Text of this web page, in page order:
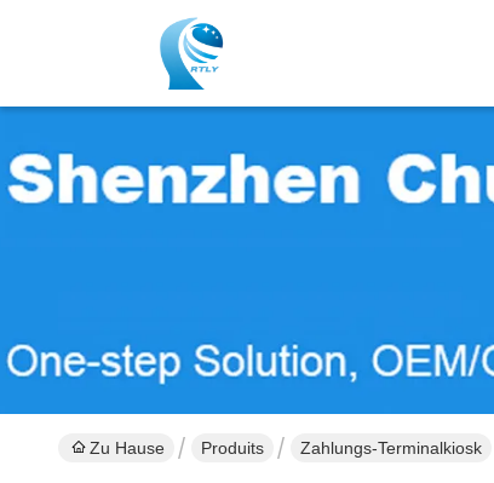
Zu Hause Produits Zahlungs-Terminalkiosk